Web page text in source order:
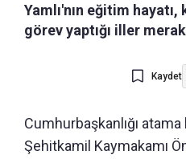
Yamlı'nın eğitim
görev yaptığı iller
Kaydet
Cumhurbaşkanlığı
Şehitkamil Kaymakamı